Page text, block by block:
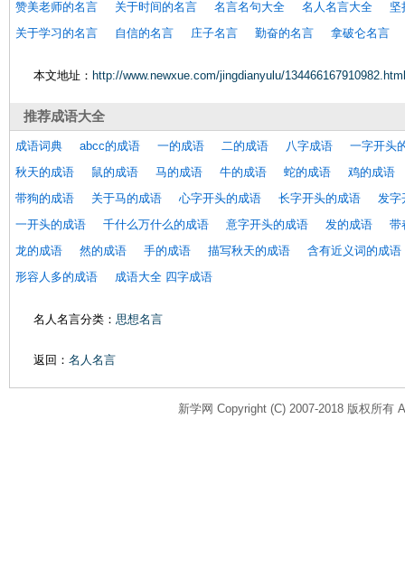
赞美老师的名言
关于时间的名言 名言名句大全 名人名言大全
坚
关于学习的名言
自信的名言 庄子名言 勤奋的名言 拿破仑名言
本文地址： http://www.newxue.com/jingdianyulu/134466167910982.html
推荐成语大全
成语词典 abcc的成语 一的成语 二的成语 八字成语
一字开头
秋天的成语
鼠的成语 马的成语 牛的成语 蛇的成语
鸡的成语
带狗的成语
关于马的成语 心字开头的成语 长字开头的成语
发字
一开头的成语
千什么万什么的成语 意字开头的成语 发的成语
带
龙的成语
然的成语 手的成语 描写秋天的成语
含有近义词的成语
形容人多的成语
成语大全 四字成语
名人名言分类： 思想名言
返回： 名人名言
新学网 Copyright (C) 2007-2018 版权所有